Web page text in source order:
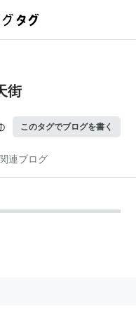
街
このタグでブログを書く
連ブログ